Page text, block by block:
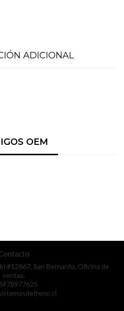
ADICIONAL
OEM
#12667, San Bernardo, Oficina de
ventas.